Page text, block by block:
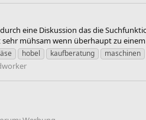
eine Diskussion das die
mühsam wenn überhaupt zu
hobel kaufberatung maschinen